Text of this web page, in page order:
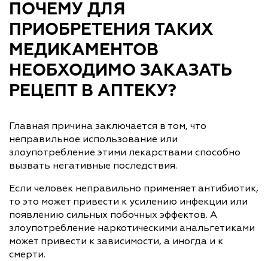
ПОЧЕМУ ДЛЯ
ПРИОБРЕТЕНИЯ ТАКИХ
МЕДИКАМЕНТОВ
НЕОБХОДИМО ЗАКАЗАТЬ
РЕЦЕПТ В АПТЕКУ?
Главная причина заключается в том, что
неправильное использование или
злоупотребление этими лекарствами способно
вызвать негативные последствия.
Если человек неправильно применяет антибиотик,
то это может привести к усилению инфекции или
появлению сильных побочных эффектов. А
злоупотребление наркотическими анальгетиками
может привести к зависимости, а иногда и к
смерти.